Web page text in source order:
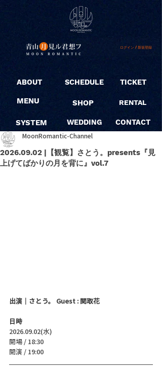
ログイン / 新規登録
ABOUT
MENU
SYSTEM
SCHEDULE
SHOP
WEDDING
TICKET
RENTAL
CONTACT
2026.09.02 |【観覧】さとう。presents『見
上げてばかりの月を背に』vol.7
MoonRomantic-Channel
出演｜さとう。 Guest : 関取花
日時
2026.09.02(水)
開場 / 18:30
開演 / 19:00